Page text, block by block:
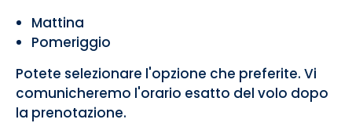
Mattina
Pomeriggio
Potete selezionare l'opzione che preferite. Vi
comunicheremo l'orario esatto del volo dopo
la prenotazione.